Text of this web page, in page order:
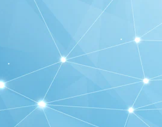
アシスタント
AI 画像生成ツール
AI 動画生成ツール
はじめに
Academy
ドキュメント
サポート